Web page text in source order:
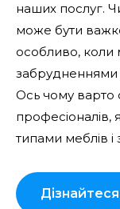
наших послуг.
може бути
особливо, коли
Ось чому варто
професіоналів,
типами меблів